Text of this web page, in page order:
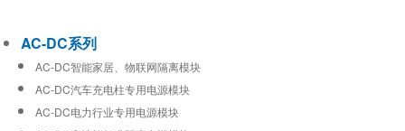
AC-DC系列
AC-DC智能家居、物联网隔离模块
AC-DC汽车充电柱专用电源模块
AC-DC电力行业专用电源模块